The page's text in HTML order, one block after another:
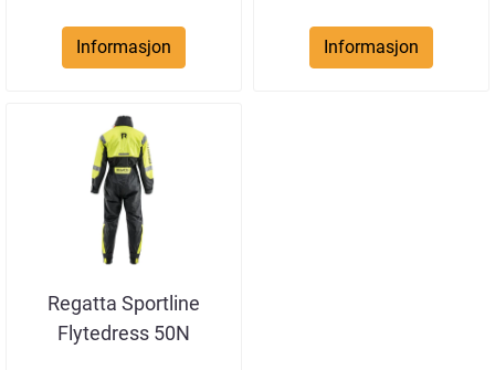
Informasjon Informasjon
Regatta Sportline
Flytedress 50N